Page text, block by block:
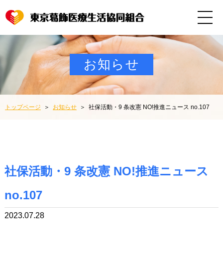
お知らせ
トップページ お知らせ 社保活動・9 条改憲 NO!推進ニュース no.107
社保活動・9 条改憲 NO!推進ニュース
no.107
2023.07.28